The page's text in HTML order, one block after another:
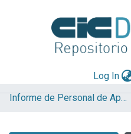
Log In
Explorar
Informe de Personal de Apoyo